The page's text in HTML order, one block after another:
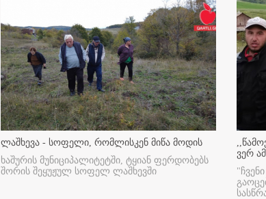
ლაშხევა - სოფელი, რომლისკენ მიწა მოდის
ხაშურის მუნიციპალიტეტში, ტყიან ფერდობებს
შორის შეყუჟულ სოფელ ლაშხევში
ვერ